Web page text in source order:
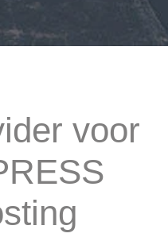
voor